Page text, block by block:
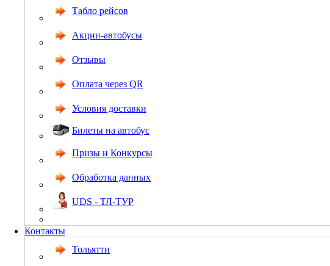
Табло рейсов
Акции-автобусы
Отзывы
Оплата через QR
Условия доставки
Билеты на автобус
Призы и Конкурсы
Обработка данных
UDS - ТЛ-ТУР
Контакты
Тольятти